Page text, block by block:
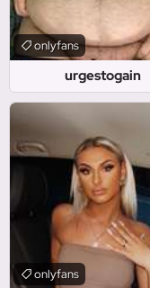
urgestogain
onlyfans
onlyfans